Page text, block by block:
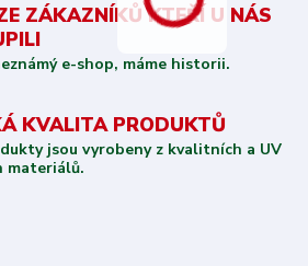
ZÁKAZNÍKŮ KTEŘÍ U NÁS
e-shop, máme historii.
KVALITA PRODUKTŮ
jsou vyrobeny z kvalitních a UV
materiálů.